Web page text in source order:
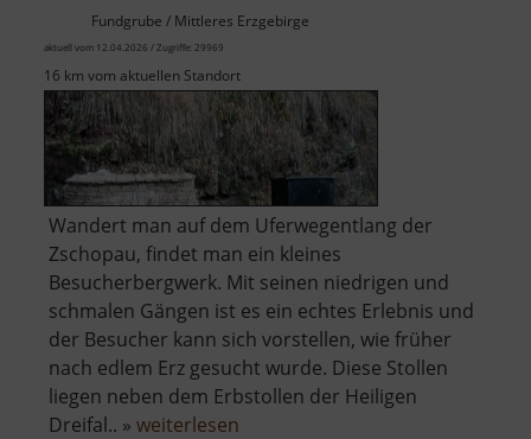
Fundgrube / Mittleres Erzgebirge
aktuell vom 12.04.2026 / Zugriffe: 29969
16 km vom aktuellen Standort
Wandert man auf dem Uferwegentlang der
Zschopau, findet man ein kleines
Besucherbergwerk. Mit seinen niedrigen und
schmalen Gängen ist es ein echtes Erlebnis und
der Besucher kann sich vorstellen, wie früher
nach edlem Erz gesucht wurde. Diese Stollen
liegen neben dem Erbstollen der Heiligen
Dreifal.. » weiterlesen